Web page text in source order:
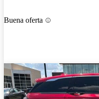
Buena oferta